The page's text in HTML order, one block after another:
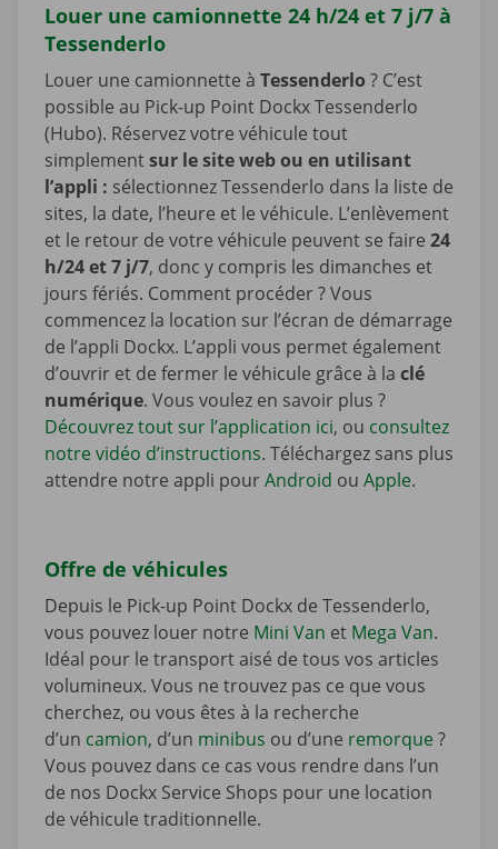
Louer une camionnette 24 h/24 et 7 j/7 à
Tessenderlo
Louer une camionnette à Tessenderlo ? C’est
possible au Pick-up Point Dockx Tessenderlo
(Hubo). Réservez votre véhicule tout
simplementsur le site web ou en utilisant
l’appli : sélectionnez Tessenderlo dans la liste de
sites, la date, l’heure et le véhicule. L’enlèvement
et le retour de votre véhicule peuvent se faire 24
h/24 et 7 j/7, donc y compris les dimanches et
jours fériés. Comment procéder ? Vous
commencez la location sur l’écran de démarrage
de l’appli Dockx. L’appli vous permet également
d’ouvrir et de fermer le véhicule grâce à la clé
numérique. Vous voulez en savoir plus ?
Découvrez tout sur l’application ici, ou consultez
notre vidéo d’instructions. Téléchargez sans plus
attendre notre appli pourAndroid ou Apple.
Offre de véhicules
Depuis le Pick-up Point Dockx de Tessenderlo,
vous pouvez louer notre Mini Van et Mega Van.
Idéal pour le transport aisé de tous vos articles
volumineux. Vous ne trouvez pas ce que vous
cherchez, ou vous êtes à la recherche
d’un camion, d’un minibus ou d’une remorque ?
Vous pouvez dans ce cas vous rendre dans l’un
de nos Dockx Service Shops pour une location
de véhicule traditionnelle.